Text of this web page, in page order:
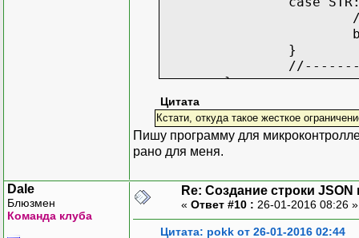
}
}
return index;
}
Цитата
Кстати, откуда такое жесткое
Пишу программу для
рано для меня.
Dale
Блюзмен
Команда клуба
Re: Создание строки JSON
« Ответ #10 : 26-01-2016 08:26
Цитата: pokk от 26-01-2016 02:44